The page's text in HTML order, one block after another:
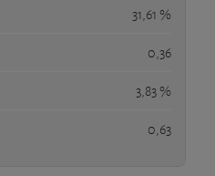
31,61 %
0,36
3,83 %
0,63